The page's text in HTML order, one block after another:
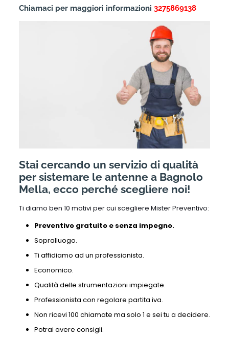
Chiamaci per maggiori informazioni 3275869138
Stai cercando un servizio di qualità
per sistemare le antenne a Bagnolo
Mella, ecco perché scegliere noi!
Ti diamo ben 10 motivi per cui scegliere Mister Preventivo:
Preventivo gratuito e senza impegno.
Sopralluogo.
Ti affidiamo ad un professionista.
Economico.
Qualità delle strumentazioni impiegate.
Professionista con regolare partita iva.
Non ricevi 100 chiamate ma solo 1 e sei tu a decidere.
Potrai avere consigli.